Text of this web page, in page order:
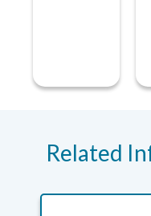
Related